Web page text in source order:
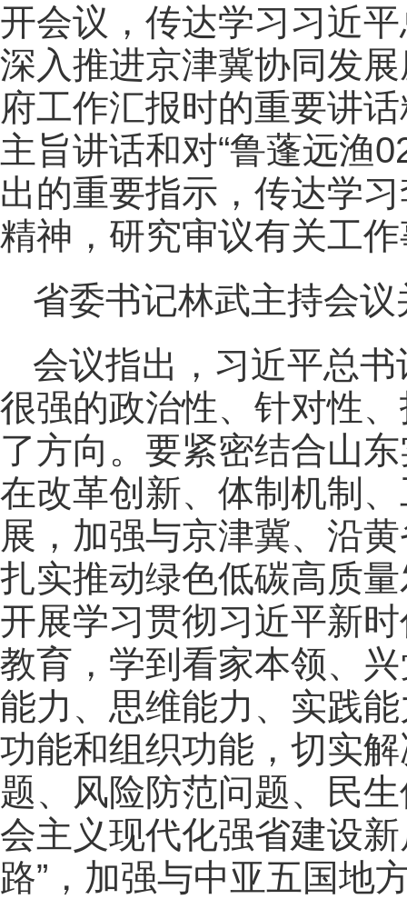
开会议，传达学习习近
深入推进京津冀协同发
府工作汇报时的重要讲
主旨讲话和对“鲁蓬远渔
出的重要指示，传达学
精神，研究审议有关工
省委书记林武主持会
会议指出，习近平总
很强的政治性、针对性
了方向。要紧密结合山
在改革创新、体制机制
展，加强与京津冀、沿
扎实推动绿色低碳高质
开展学习贯彻习近平新
教育，学到看家本领、
能力、思维能力、实践
功能和组织功能，切实
题、风险防范问题、民
会主义现代化强省建设
路”，加强与中亚五国地